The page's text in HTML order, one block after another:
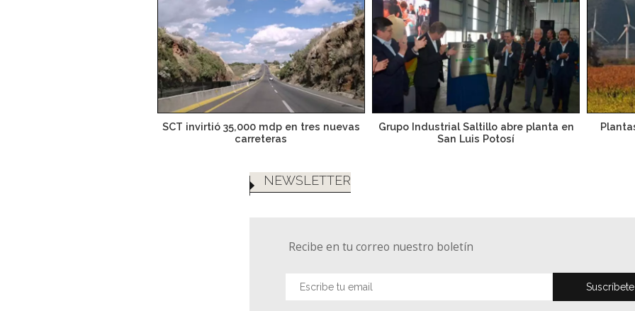
SCT invirtió 35,000 mdp en tres nuevas
carreteras
Grupo Industrial Saltillo abre planta en
San Luis Potosí
NEWSLETTER
Recibe en tu correo nuestro boletín